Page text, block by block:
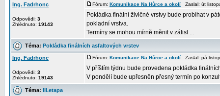
Ing. Fadrhonc
Odpovědi: 3
Zhlédnuto: 19143
Fórum: Komunikace Na Hůrce a okolí Zaslal: út
Pokládka finální živičné vrstvy bude probíhat v
pokladní vrstva.
Termíny se mohou mírně měnit v zálisl ...
Téma: Pokládka finálních asfaltových vrstev
Ing. Fadrhonc
Odpovědi: 3
Zhlédnuto: 19143
Fórum: Komunikace Na Hůrce a okolí Zaslal: pá
V příštím týdnu bude provedena pokládka
V pondělí bude upřesněn přesný termín po
Téma: III.etapa